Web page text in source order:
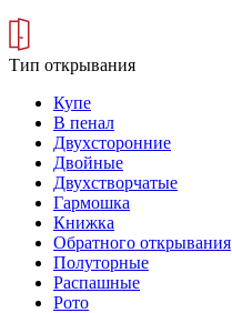
Тип открывания
Купе
В пенал
Двухсторонние
Двойные
Двухстворчатые
Гармошка
Книжка
Обратного открывания
Полуторные
Распашные
Рото